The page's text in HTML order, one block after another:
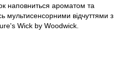
наповниться ароматом та
мультисенсорними відчуттями з
Wick by Woodwick.